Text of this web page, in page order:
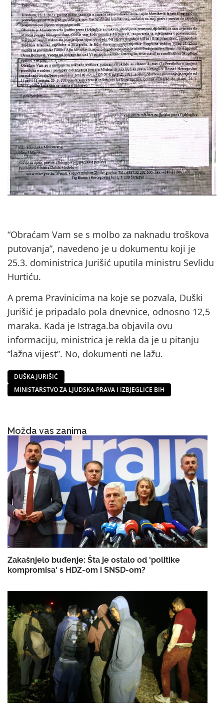
“Obraćam Vam se s molbo za naknadu troškova
putovanja”, navedeno je u dokumentu koji je
25.3. doministrica Jurišić uputila ministru Sevlidu
Hurtiću.
A prema Pravinicima na koje se pozvala, Duški
Jurišić je pripadalo pola dnevnice, odnosno 12,5
maraka. Kada je Istraga.ba objavila ovu
informaciju, ministrica je rekla da je u pitanju
“lažna vijest”. No, dokumenti ne lažu.
DUŠKA JURIŠIĆ
MINISTARSTVO ZA LJUDSKA PRAVA I IZBJEGLICE BIH
Možda vas zanima
Zakašnjelo buđenje: Šta je ostalo od 'politike
kompromisa' s HDZ-om i SNSD-om?